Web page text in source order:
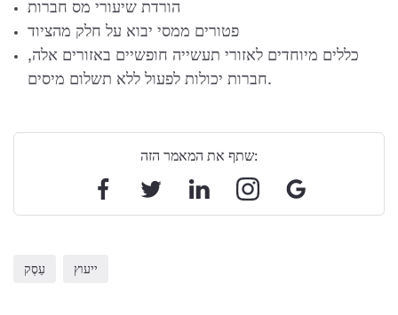
הורדת שיעורי מס חברות
פטורים ממסי יבוא על חלק מהציוד
כללים מיוחדים לאזורי תעשייה חופשיים באזורים אלה,
חברות יכולות לפעול ללא תשלום מיסים.
שתף את המאמר הזה:
עֵסֶק ייעוץ